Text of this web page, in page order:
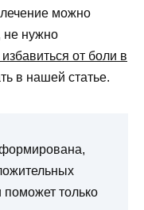
можно
не нужно
избавиться от боли в
в нашей статье.
поможет только